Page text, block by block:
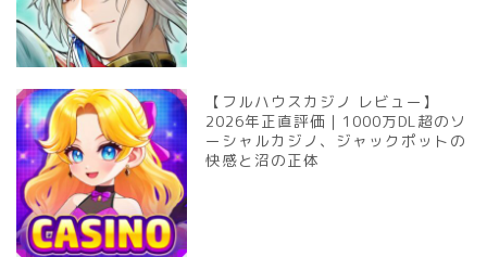
【フルハウスカジノ レビュー】
2026年正直評価｜1000万DL超のソ
ーシャルカジノ、ジャックポットの
快感と沼の正体